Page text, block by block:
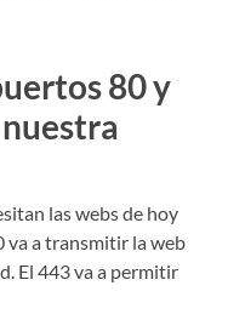
80 y
las webs de hoy
va a transmitir la web
El 443 va a permitir